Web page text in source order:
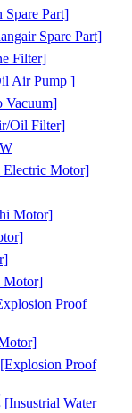
Part]
Spare Part]
Filter]
Air Pump ]
Oil Filter]
Motor]
Motor]
Proof
Proof
Water